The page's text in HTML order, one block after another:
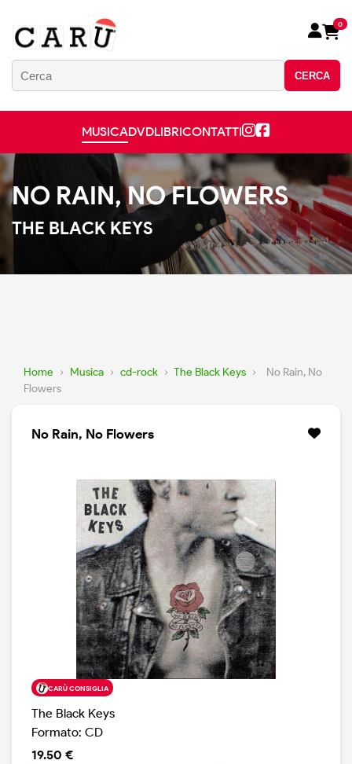
CERCA
0
MUSICADVDLIBRICONTATTI
NO RAIN, NO FLOWERS
THE BLACK KEYS
Home › Musica › cd-rock › The Black Keys ›
No Rain, No
Flowers
No Rain, No Flowers
CARÙ CONSIGLIA
The Black Keys
Formato: CD
19.50 €